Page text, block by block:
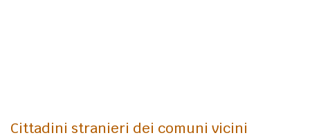
Cittadini stranieri dei comuni vicini